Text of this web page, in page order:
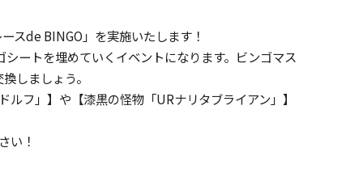
スde BINGO」を実施いたします！
ートを埋めていくイベントになります。ビンゴマス
しましょう。
フ」】や【漆黒の怪物「URナリタブライアン」】
い！